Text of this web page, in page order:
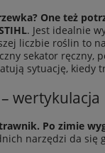
One też
. Jest idealnie
liczbie roślin to
sekator ręczny,
sytuację, kiedy
wertykulacja
Po zimie
narzędzi da się